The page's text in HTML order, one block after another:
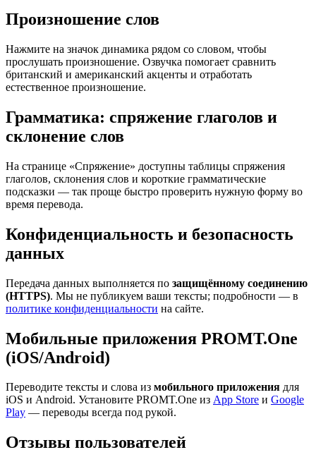
Произношение слов
Нажмите на значок динамика рядом со словом, чтобы
прослушать произношение. Озвучка помогает сравнить
британский и американский акценты и отработать
естественное произношение.
Грамматика: спряжение глаголов и
склонение слов
На странице «Спряжение» доступны таблицы спряжения
глаголов, склонения слов и короткие грамматические
подсказки — так проще быстро проверить нужную форму во
время перевода.
Конфиденциальность и безопасность
данных
Передача данных выполняется по защищённому соединению
(HTTPS). Мы не публикуем ваши тексты; подробности — в
политике конфиденциальности на сайте.
Мобильные приложения PROMT.One
(iOS/Android)
Переводите тексты и слова из мобильного приложения для
iOS и Android. Установите PROMT.One из App Store и Google
Play — переводы всегда под рукой.
Отзывы пользователей